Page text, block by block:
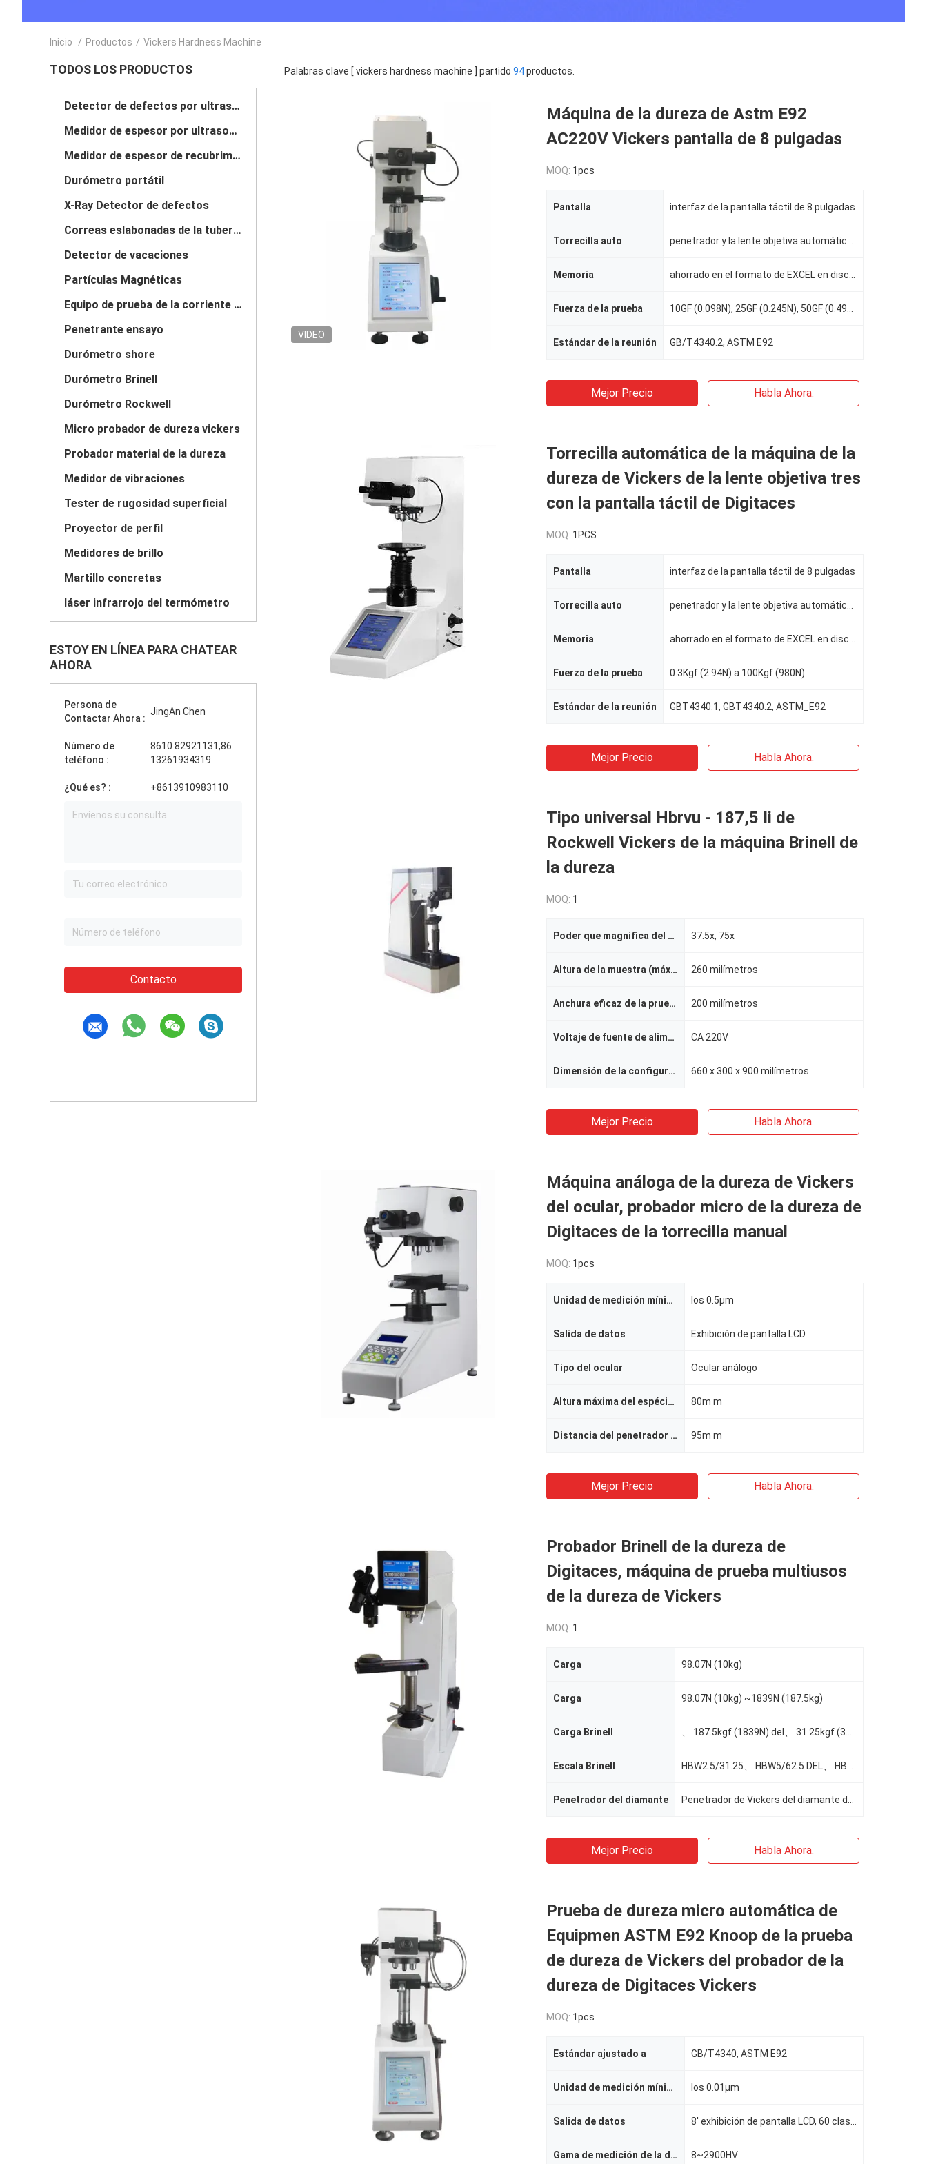
Inicio / Productos / Vickers Hardness Machine
TODOS LOS PRODUCTOS
Detector de defectos por ultrasonidos
Medidor de espesor por ultrasonidos
Medidor de espesor de recubrimiento
Durómetro portátil
X-Ray Detector de defectos
Correas eslabonadas de la tubería de la radiografía
Detector de vacaciones
Partículas Magnéticas
Equipo de prueba de la corriente de Foucault
Penetrante ensayo
Durómetro shore
Durómetro Brinell
Durómetro Rockwell
Micro probador de dureza vickers
Probador material de la dureza
Medidor de vibraciones
Tester de rugosidad superficial
Proyector de perfil
Medidores de brillo
Martillo concretas
láser infrarrojo del termómetro
ESTOY EN LÍNEA PARA CHATEAR
AHORA
Persona de
Contactar Ahora :
JingAn Chen
Número de
teléfono :
8610 82921131,86
13261934319
¿Qué es? : +8613910983110
Contacto
Palabras clave [ vickers hardness machine ] partido 94productos.
VIDEO
Máquina de la dureza de Astm E92
AC220V Vickers pantalla de 8 pulgadas
MOQ: 1pcs
Pantalla interfaz de la pantalla táctil de 8 pulgadas
Torrecilla auto
Memoria
Fuerza de la prueba
Estándar de la reunión GB/T4340.2, ASTM E92
Mejor Precio Habla Ahora.
Torrecilla automática de la máquina de la
dureza de Vickers de la lente objetiva tres
con la pantalla táctil de Digitaces
MOQ: 1PCS
Pantalla interfaz de la pantalla táctil de 8 pulgadas
Torrecilla auto
Memoria
Fuerza de la prueba 0.3Kgf (2.94N) a 100Kgf (980N)
Estándar de la reunión GBT4340.1, GBT4340.2, ASTM_E92
Mejor Precio Habla Ahora.
Tipo universal Hbrvu - 187,5 Ii de
Rockwell Vickers de la máquina Brinell de
la dureza
MOQ: 1
Poder que magnifica del microscopio 37.5x, 75x
Altura de la muestra (máxima) 260 milímetros
Anchura eficaz de la prueba 200 milímetros
Voltaje de fuente de alimentación CA 220V
Dimensión de la configuración exterior 660 x 300 x 900 milímetros
Mejor Precio Habla Ahora.
Máquina análoga de la dureza de Vickers
del ocular, probador micro de la dureza de
Digitaces de la torrecilla manual
MOQ: 1pcs
Unidad de medición mínima los 0.5µm
Salida de datos Exhibición de pantalla LCD
Tipo del ocular Ocular análogo
Altura máxima del espécimen 80m m
Distancia del penetrador a la pared externa 95m m
Mejor Precio Habla Ahora.
Probador Brinell de la dureza de
Digitaces, máquina de prueba multiusos
de la dureza de Vickers
MOQ: 1
Carga 98.07N (10kg)
Carga 98.07N (10kg) ~1839N (187.5kg)
Carga Brinell
Escala Brinell
Penetrador del diamante
Mejor Precio Habla Ahora.
Prueba de dureza micro automática de
Equipmen ASTM E92 Knoop de la prueba
de dureza de Vickers del probador de la
dureza de Digitaces Vickers
MOQ: 1pcs
Estándar ajustado a GB/T4340, ASTM E92
Unidad de medición mínima los 0.01µm
Salida de datos
Gama de medición de la dureza 8~2900HV